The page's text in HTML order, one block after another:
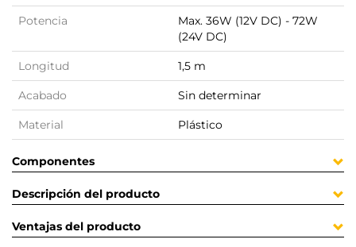
Potencia
Max. 36W (12V DC) - 72W
(24V DC)
Longitud 1,5 m
Acabado Sin determinar
Material Plástico
Componentes
Descripción del producto
Ventajas del producto